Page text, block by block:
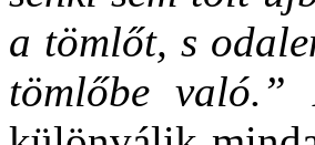
a tömlőt, s
tömlőbe való.”